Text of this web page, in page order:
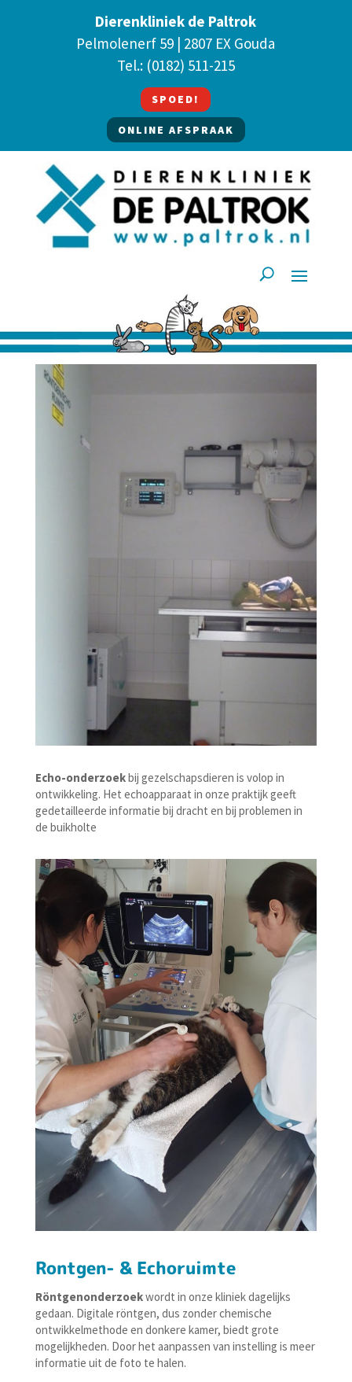
Dierenkliniek de Paltrok
Pelmolenerf 59 | 2807 EX Gouda
Tel.: (0182) 511-215
SPOED!
ONLINE AFSPRAAK
Echo-onderzoekbij gezelschapsdieren is volop in
ontwikkeling. Het echoapparaat in onze praktijk geeft
gedetailleerde informatie bij dracht en bij problemen in
de buikholte
Rontgen- & Echoruimte
Röntgenonderzoekwordt in onze kliniek dagelijks
gedaan. Digitale röntgen, dus zonder chemische
ontwikkelmethode en donkere kamer, biedt grote
mogelijkheden. Door het aanpassen van instelling is meer
informatie uit de foto te halen.